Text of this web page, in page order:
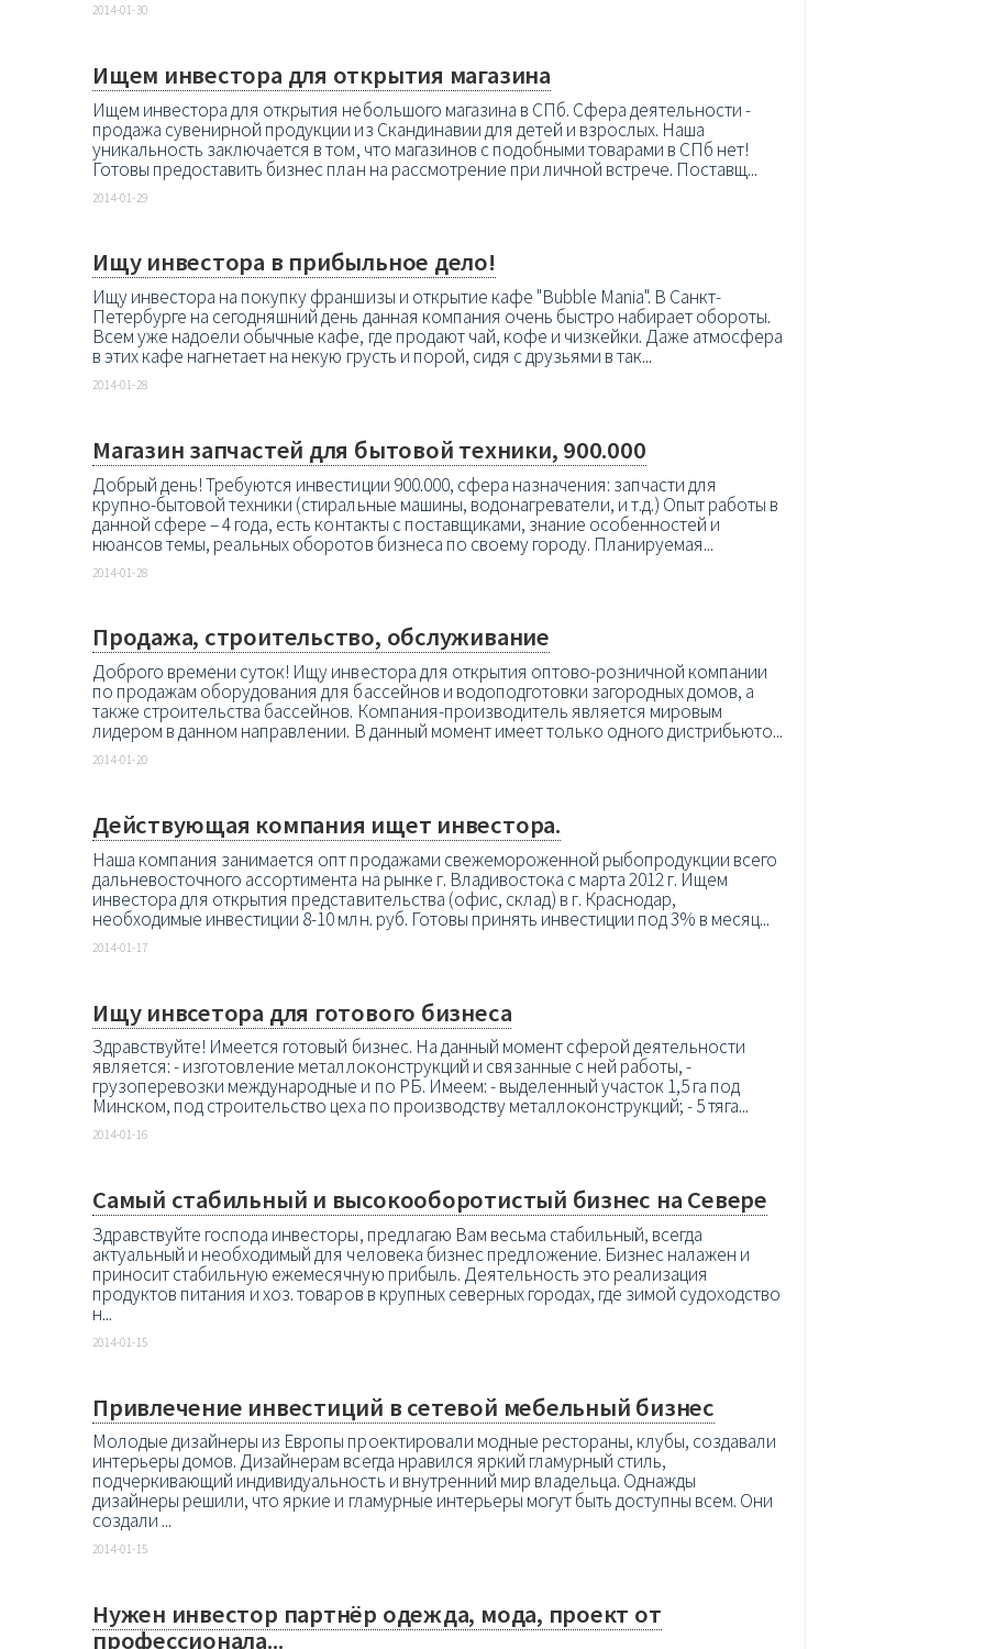
2014-01-30
Ищем инвестора для открытия магазина
Ищем инвестора для открытия небольшого магазина в СПб. Сфера деятельности -
продажа сувенирной продукции из Скандинавии для детей и взрослых. Наша
уникальность заключается в том, что магазинов с подобными товарами в СПб нет!
Готовы предоставить бизнес план на рассмотрение при личной встрече. Поставщ...
2014-01-29
Ищу инвестора в прибыльное дело!
Ищу инвестора на покупку франшизы и открытие кафе "Bubble Mania". В Санкт-
Петербурге на сегодняшний день данная компания очень быстро набирает обороты.
Всем уже надоели обычные кафе, где продают чай, кофе и чизкейки. Даже атмосфера
в этих кафе нагнетает на некую грусть и порой, сидя с друзьями в так...
2014-01-28
Магазин запчастей для бытовой техники, 900.000
Добрый день! Требуются инвестиции 900.000, сфера назначения: запчасти для
крупно-бытовой техники (стиральные машины, водонагреватели, и т.д.) Опыт работы в
данной сфере – 4 года, есть контакты с поставщиками, знание особенностей и
нюансов темы, реальных оборотов бизнеса по своему городу. Планируемая...
2014-01-28
Продажа, строительство, обслуживание
Доброго времени суток! Ищу инвестора для открытия оптово-розничной компании
по продажам оборудования для бассейнов и водоподготовки загородных домов, а
также строительства бассейнов. Компания-производитель является мировым
лидером в данном направлении. В данный момент имеет только одного дистрибьюто...
2014-01-20
Действующая компания ищет инвестора.
Наша компания занимается опт продажами свежемороженной рыбопродукции всего
дальневосточного ассортимента на рынке г. Владивостока с марта 2012 г. Ищем
инвестора для открытия представительства (офис, склад) в г. Краснодар,
необходимые инвестиции 8-10 млн. руб. Готовы принять инвестиции под 3% в месяц...
2014-01-17
Ищу инвсетора для готового бизнеса
Здравствуйте! Имеется готовый бизнес. На данный момент сферой деятельности
является: - изготовление металлоконструкций и связанные с ней работы, -
грузоперевозки международные и по РБ. Имеем: - выделенный участок 1,5 га под
Минском, под строительство цеха по производству металлоконструкций; - 5 тяга...
2014-01-16
Самый стабильный и высокооборотистый бизнес на Севере
Здравствуйте господа инвесторы, предлагаю Вам весьма стабильный, всегда
актуальный и необходимый для человека бизнес предложение. Бизнес налажен и
приносит стабильную ежемесячную прибыль. Деятельность это реализация
продуктов питания и хоз. товаров в крупных северных городах, где зимой судоходство
н...
2014-01-15
Привлечение инвестиций в сетевой мебельный бизнес
Молодые дизайнеры из Европы проектировали модные рестораны, клубы, создавали
интерьеры домов. Дизайнерам всегда нравился яркий гламурный стиль,
подчеркивающий индивидуальность и внутренний мир владельца. Однажды
дизайнеры решили, что яркие и гламурные интерьеры могут быть доступны всем. Они
создали ...
2014-01-15
Нужен инвестор партнёр одежда, мода, проект от
профессионала...